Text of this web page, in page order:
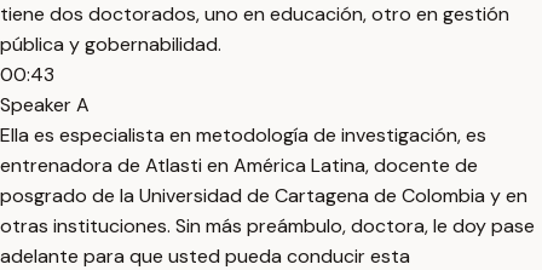
tiene dos doctorados, uno en educación, otro en gestión
pública y gobernabilidad.
00:43
Speaker A
Ella es especialista en metodología de investigación, es
entrenadora de Atlasti en América Latina, docente de
posgrado de la Universidad de Cartagena de Colombia y en
otras instituciones. Sin más preámbulo, doctora, le doy pase
adelante para que usted pueda conducir esta